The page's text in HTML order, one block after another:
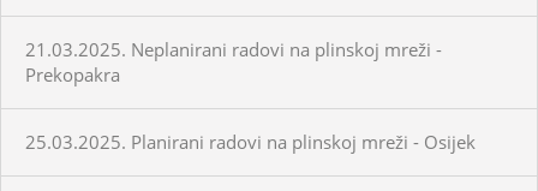
21.03.2025. Neplanirani radovi na plinskoj mreži -
Prekopakra
25.03.2025. Planirani radovi na plinskoj mreži - Osijek